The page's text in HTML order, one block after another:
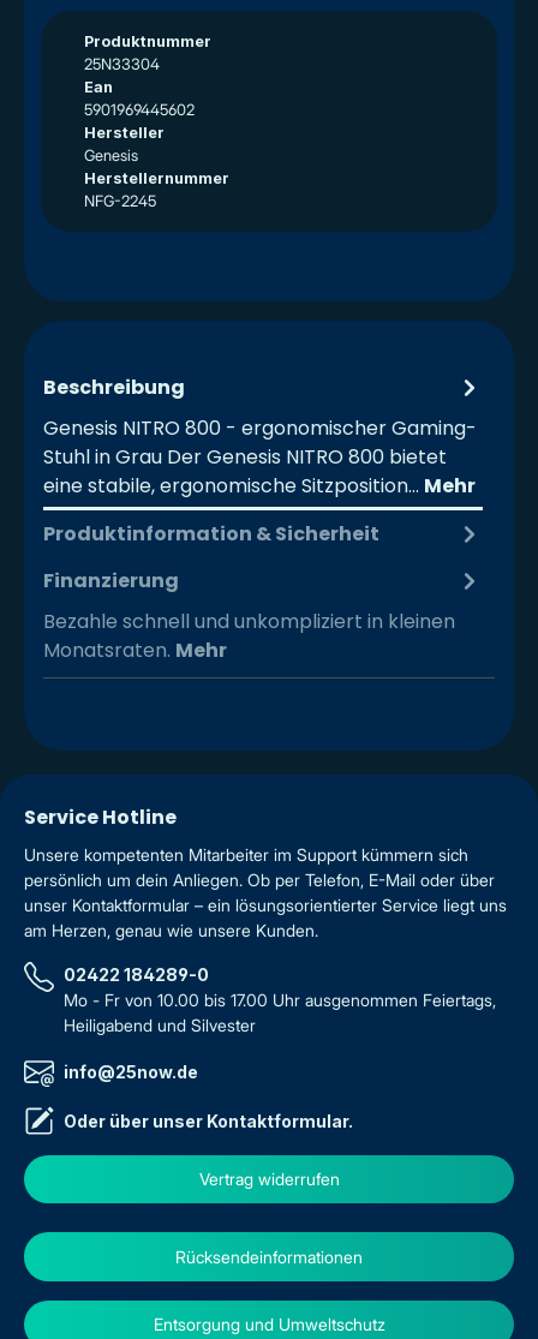
Produktnummer
25N33304
Ean
5901969445602
Hersteller
Genesis
Herstellernummer
NFG-2245
Beschreibung
Genesis NITRO 800 - ergonomischer Gaming-
Stuhl in Grau Der Genesis NITRO 800 bietet
eine stabile, ergonomische Sitzposition… Mehr
Produktinformation & Sicherheit
Finanzierung
Bezahle schnell und unkompliziert in kleinen
Monatsraten. Mehr
Service Hotline
Unsere kompetenten Mitarbeiter im Support kümmern sich
persönlich um dein Anliegen. Ob per Telefon, E-Mail oder über
unser Kontaktformular – ein lösungsorientierter Service liegt uns
am Herzen, genau wie unsere Kunden.
02422 184289-0
Mo - Fr von 10.00 bis 17.00 Uhr ausgenommen Feiertags,
Heiligabend und Silvester
info@25now.de
Oder über unser Kontaktformular.
Vertrag widerrufen
Rücksendeinformationen
Entsorgung und Umweltschutz